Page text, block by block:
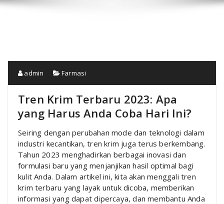
admin Farmasi
Tren Krim Terbaru 2023: Apa
yang Harus Anda Coba Hari Ini?
Seiring dengan perubahan mode dan teknologi dalam
industri kecantikan, tren krim juga terus berkembang.
Tahun 2023 menghadirkan berbagai inovasi dan
formulasi baru yang menjanjikan hasil optimal bagi
kulit Anda. Dalam artikel ini, kita akan menggali tren
krim terbaru yang layak untuk dicoba, memberikan
informasi yang dapat dipercaya, dan membantu Anda